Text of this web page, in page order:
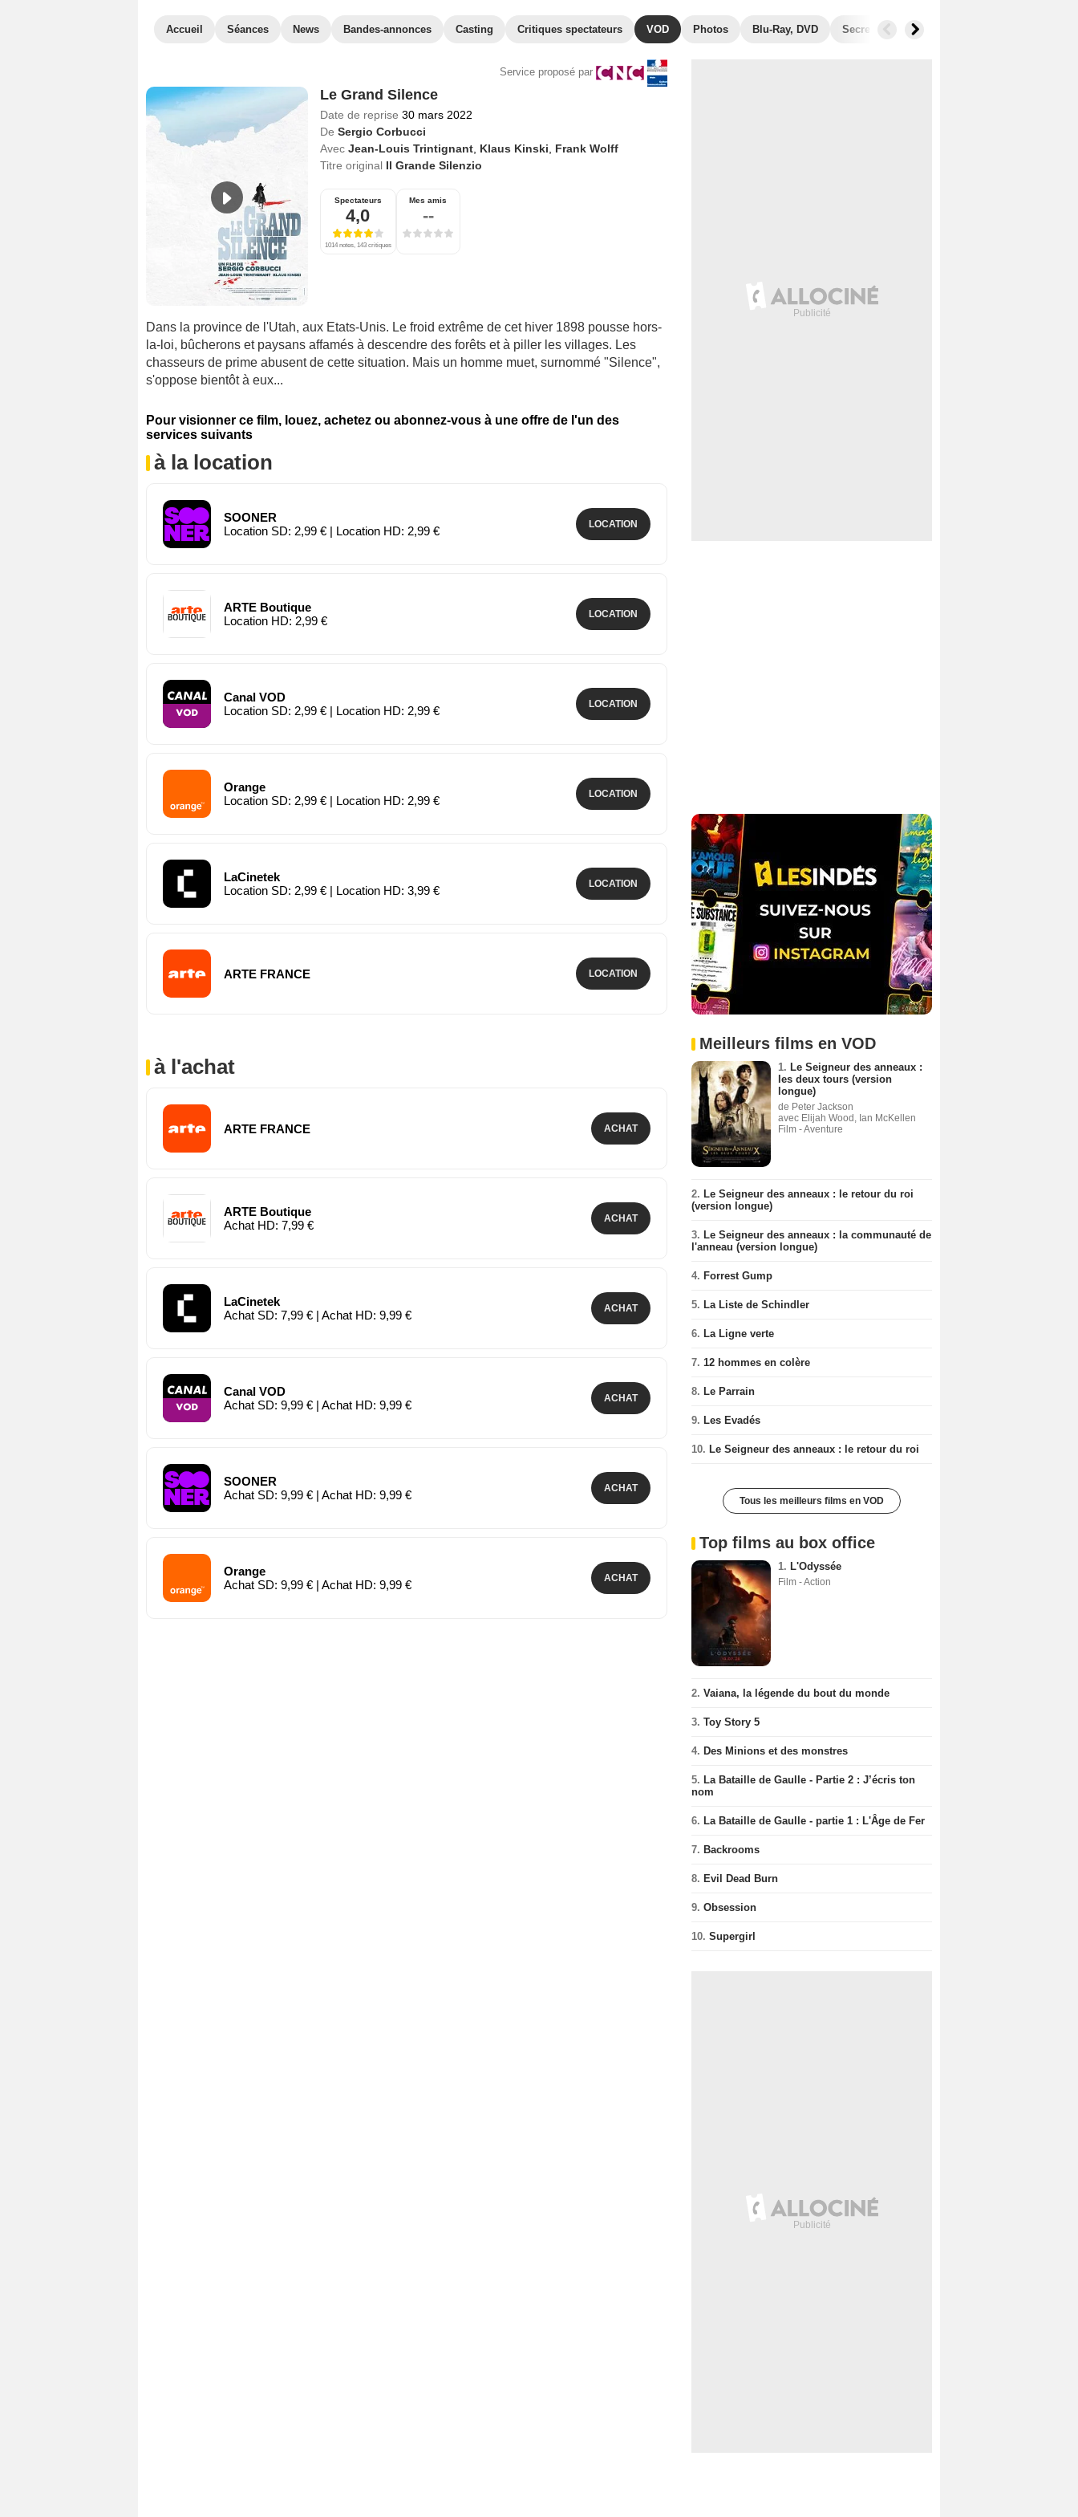
Accueil Séances News Bandes-annonces Casting Critiques spectateurs VOD Photos Blu-Ray, DVD Secrets de tournage
Service proposé par
Le Grand Silence
Date de reprise 30 mars 2022
De Sergio Corbucci
Avec Jean-Louis Trintignant, Klaus Kinski
Frank Wolff
Titre original Il Grande Silenzio
Spectateurs
4,0
1014 notes, 143 critiques
Mes amis
--
Dans la province de l'Utah, aux Etats-Unis. Le froid extrême de cet hiver 1898 pousse hors-
la-loi, bûcherons et paysans affamés à descendre des forêts et à piller les villages. Les
chasseurs de prime abusent de cette situation. Mais un homme muet, surnommé "Silence",
s'oppose bientôt à eux...
Pour visionner ce film, louez, achetez ou abonnez-vous à une offre de l'un des
services suivants
à la location
SOONER
Location SD: 2,99 € | Location HD: 2,99 €
LOCATION
ARTE Boutique
Location HD: 2,99 €
LOCATION
Canal VOD
Location SD: 2,99 € | Location HD: 2,99 €
LOCATION
Orange
Location SD: 2,99 € | Location HD: 2,99 €
LOCATION
LaCinetek
Location SD: 2,99 € | Location HD: 3,99 €
LOCATION
ARTE FRANCE LOCATION
à l'achat
ARTE FRANCE ACHAT
ARTE Boutique
Achat HD: 7,99 €
ACHAT
LaCinetek
Achat SD: 7,99 € | Achat HD: 9,99 €
ACHAT
Canal VOD
Achat SD: 9,99 € | Achat HD: 9,99 €
ACHAT
SOONER
Achat SD: 9,99 € | Achat HD: 9,99 €
ACHAT
Orange
Achat SD: 9,99 € | Achat HD: 9,99 €
ACHAT
Meilleurs films en VOD
1. Le Seigneur des anneaux :
les deux tours (version
longue)
de Peter Jackson
avec Elijah Wood, Ian McKellen
Film - Aventure
2. Le Seigneur des anneaux : le retour du roi
(version longue)
3. Le Seigneur des anneaux : la communauté de
l'anneau (version longue)
4. Forrest Gump
5. La Liste de Schindler
6. La Ligne verte
7. 12 hommes en colère
8. Le Parrain
9. Les Evadés
10. Le Seigneur des anneaux : le retour du roi
Tous les meilleurs films en VOD
Top films au box office
1. L'Odyssée
Film - Action
2. Vaiana, la légende du bout du monde
3. Toy Story 5
4. Des Minions et des monstres
5. La Bataille de Gaulle - Partie 2 : J’écris ton
nom
6. La Bataille de Gaulle - partie 1 : L'Âge de Fer
7. Backrooms
8. Evil Dead Burn
9. Obsession
10. Supergirl